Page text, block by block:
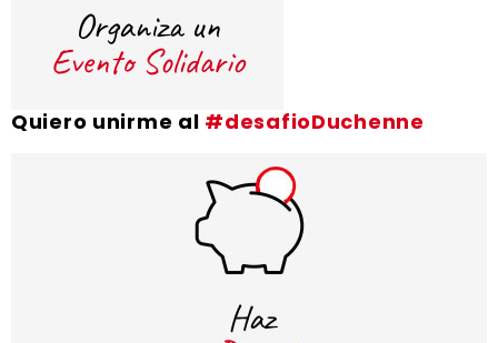
Quiero unirme al #desafioDuchenne